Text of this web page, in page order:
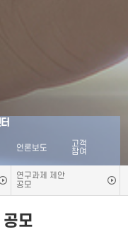
언론보도
고객
참여
연구과제 제안
공모
모